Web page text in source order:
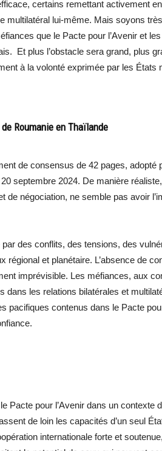
certains remettant activement
multilatéral lui-même. Mais soyons
que le Pacte pour l’Avenir et
Et plus l’obstacle sera grand, plus
à la volonté exprimée par les États
Roumanie en Thaïlande
de consensus de 42 pages, adopté
septembre 2024. De manière
de négociation, ne semble pas avoir
des conflits, des tensions, des
et planétaire. L’absence de
imprévisible. Les méfiances, aux
dans les relations bilatérales et
pacifiques contenus dans le Pacte
Pacte pour l’Avenir dans un contexte
de loin les capacités d’un seul
internationale forte et